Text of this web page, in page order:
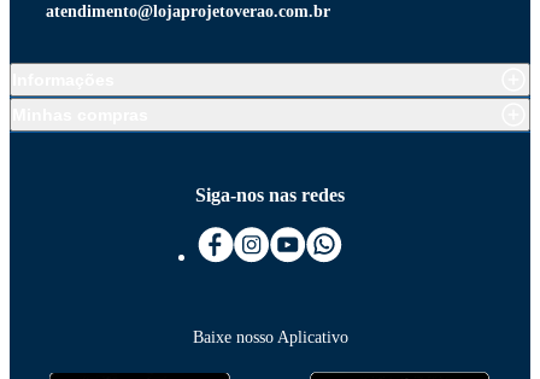
atendimento@lojaprojetoverao.com.br
Siga-nos nas redes
Baixe nosso Aplicativo